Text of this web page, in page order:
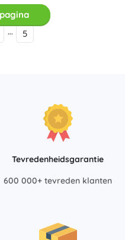
… 5
Tevredenheidsgarantie
600 000+ tevreden klanten